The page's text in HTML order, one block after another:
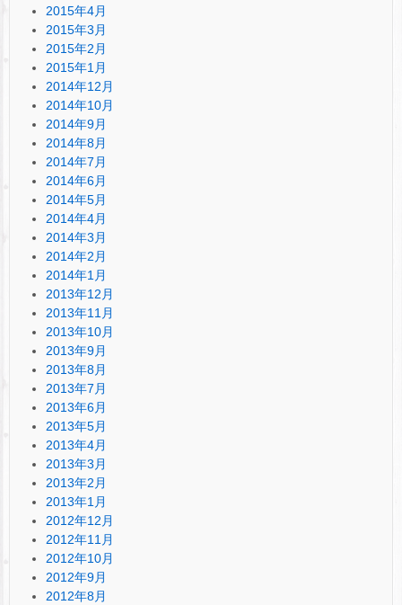
2015年4月
2015年3月
2015年2月
2015年1月
2014年12月
2014年10月
2014年9月
2014年8月
2014年7月
2014年6月
2014年5月
2014年4月
2014年3月
2014年2月
2014年1月
2013年12月
2013年11月
2013年10月
2013年9月
2013年8月
2013年7月
2013年6月
2013年5月
2013年4月
2013年3月
2013年2月
2013年1月
2012年12月
2012年11月
2012年10月
2012年9月
2012年8月